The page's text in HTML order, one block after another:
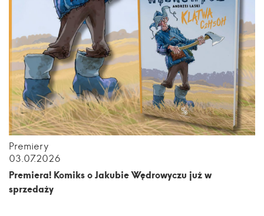
Premiery
03.07.2026
Premiera! Komiks o Jakubie Wędrowyczu już w
sprzedaży